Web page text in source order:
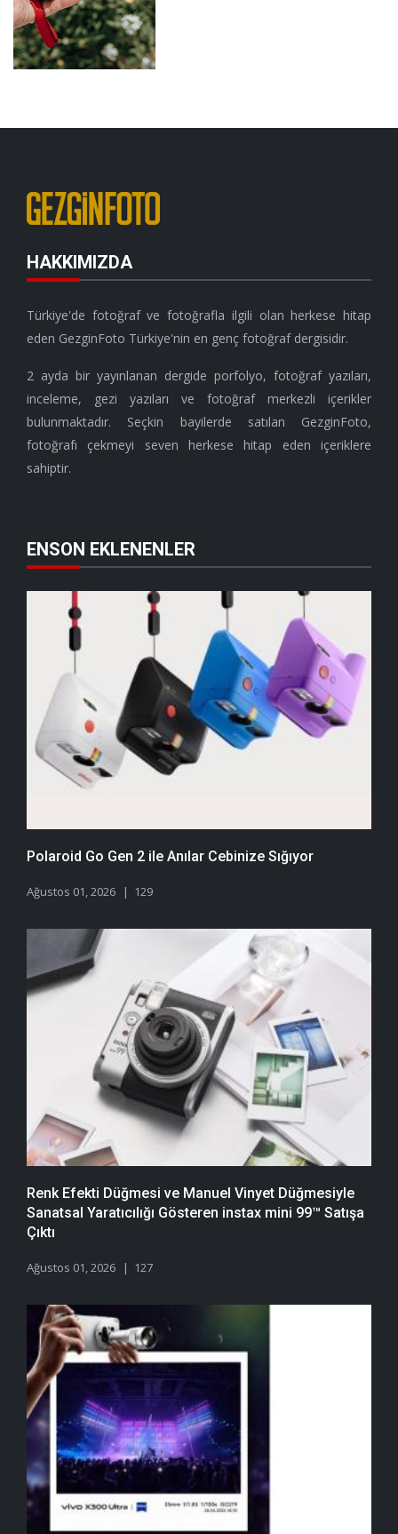
HAKKIMIZDA
Türkiye'de fotoğraf ve fotoğrafla ilgili olan herkese hitap
eden GezginFoto Türkiye'nin en genç fotoğraf dergisidir.
2 ayda bir yayınlanan dergide porfolyo, fotoğraf yazıları,
inceleme, gezi yazıları ve fotoğraf merkezli içerikler
bulunmaktadır. Seçkin bayilerde satılan GezginFoto,
fotoğrafı çekmeyi seven herkese hitap eden içeriklere
sahiptir.
ENSON EKLENENLER
Polaroid Go Gen 2 ile Anılar Cebinize Sığıyor
Ağustos 01, 2026 129
Renk Efekti Düğmesi ve Manuel Vinyet Düğmesiyle
Sanatsal Yaratıcılığı Gösteren instax mini 99™ Satışa
Çıktı
Ağustos 01, 2026 127